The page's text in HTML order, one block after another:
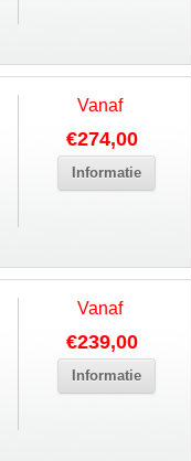
Vanaf
€274,00
Informatie
Vanaf
€239,00
Informatie